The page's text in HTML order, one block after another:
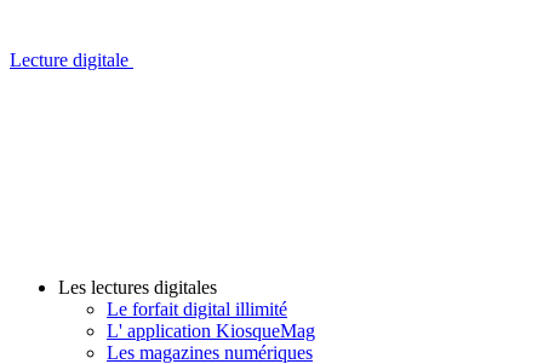
Lecture digitale
Les lectures digitales
Le forfait digital illimité
L' application KiosqueMag
Les magazines numériques